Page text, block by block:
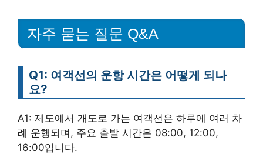
자주 묻는 질문 Q&A
Q1: 여객선의 운항 시간은 어떻게 되나
요?
A1: 제도에서 개도로 가는 여객선은 하루에 여러 차
례 운행되며, 주요 출발 시간은 08:00, 12:00,
16:00입니다.